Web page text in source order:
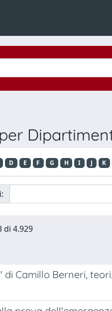
D E F G H I J K
di 4.929
Camillo Berneri,